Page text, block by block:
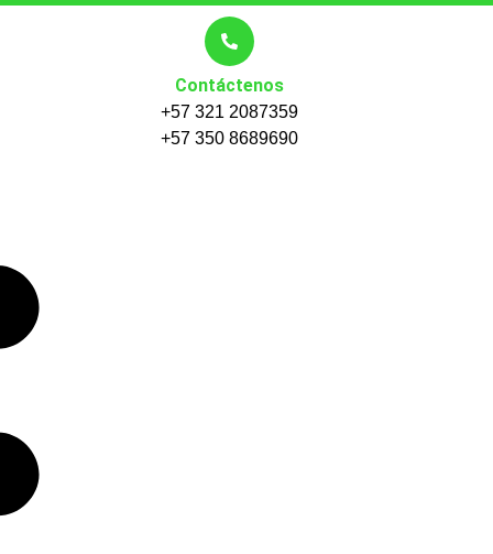
Contáctenos
+57 321 2087359
+57 350 8689690